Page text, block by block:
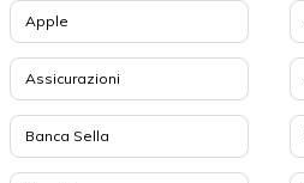
Apple
Assicurazioni
Banca Sella